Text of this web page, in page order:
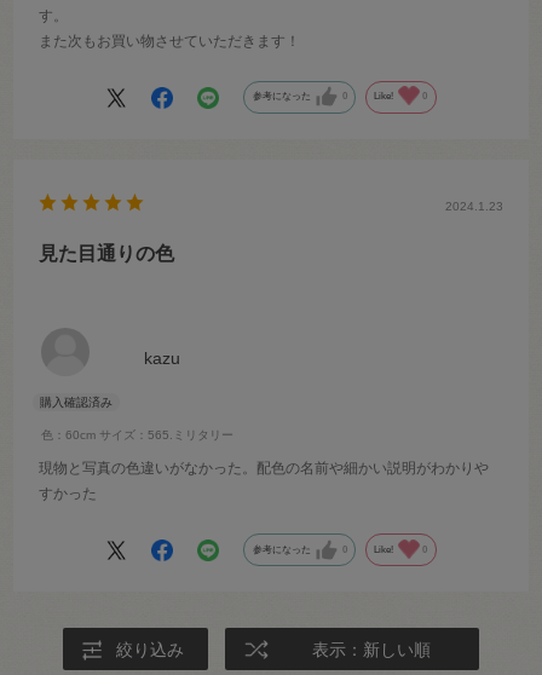
す。
また次もお買い物させていただきます！
参考になった 0 Like! 0
kazu
色：60cm サイズ：565.ミリタリー
2024.1.23
見た目通りの色
現物と写真の色違いがなかった。配色の名前や細かい説明がわかりや
すかった
参考になった 0 Like! 0
絞り込み 表示：新しい順